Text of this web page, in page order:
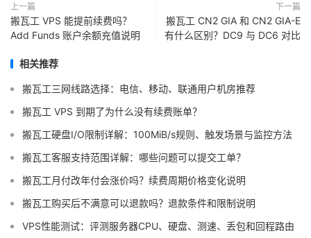
上一篇
搬瓦工 VPS 能提前续费吗？
Add Funds 账户余额充值说明
下一篇
搬瓦工 CN2 GIA 和 CN2 GIA-E
有什么区别？DC9 与 DC6 对比
相关推荐
搬瓦工三网线路选择：电信、移动、联通用户机房推荐
搬瓦工 VPS 到期了为什么没有续费账单？
搬瓦工硬盘I/O限制详解：100MiB/s规则、触发场景与监控方法
搬瓦工客服支持范围详解：哪些问题可以提交工单？
搬瓦工月付改年付会涨价吗？续费周期价格变化说明
搬瓦工购买后不满意可以退款吗？退款条件和限制说明
VPS性能测试：评测服务器CPU、硬盘、测速、丢包和回程路由